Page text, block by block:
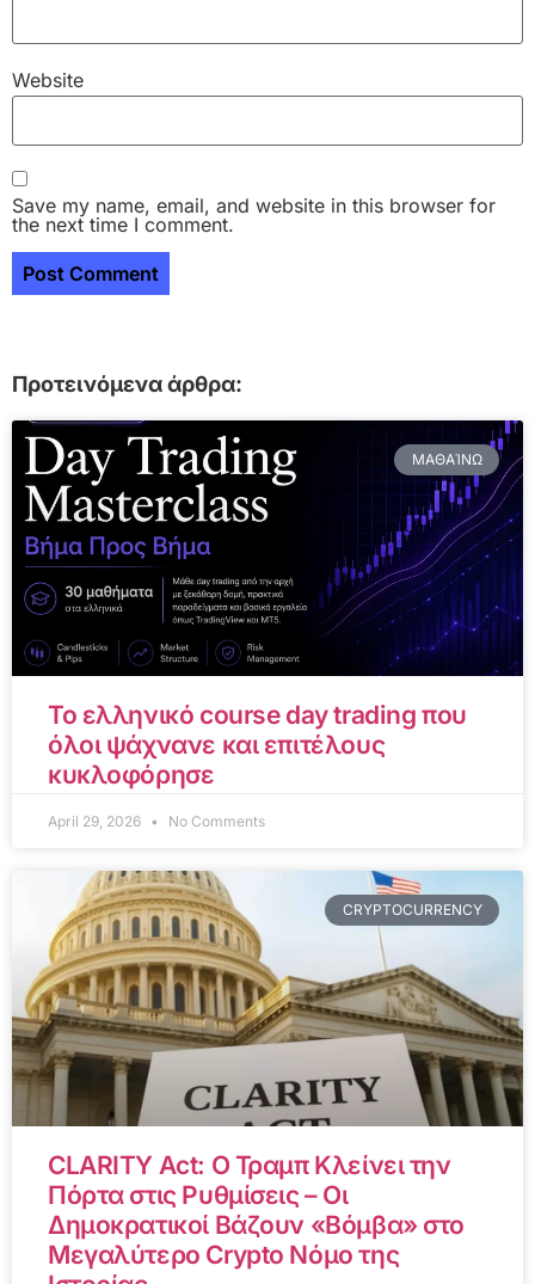
Website
Save my name, email, and website in this browser for
the next time I comment.
Προτεινόμενα άρθρα:
ΜΑΘΑΊΝΩ
Το ελληνικό course day trading που
όλοι ψάχνανε και επιτέλους
κυκλοφόρησε
April 29, 2026 No Comments
CRYPTOCURRENCY
CLARITY Act: Ο Τραμπ Κλείνει την
Πόρτα στις Ρυθμίσεις – Οι
Δημοκρατικοί Βάζουν «Βόμβα» στο
Μεγαλύτερο Crypto Νόμο της